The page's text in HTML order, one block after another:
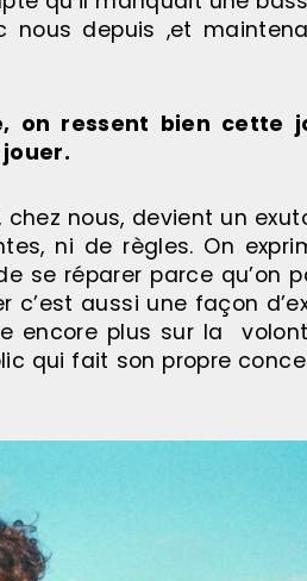
depuis ,et
on ressent bien cette
nous, devient un
ni de règles. On
se réparer parce qu’on
aussi une façon
encore plus sur la
qui fait son propre